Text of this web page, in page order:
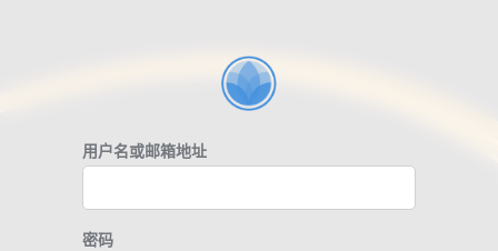
用户名或邮箱地址
密码